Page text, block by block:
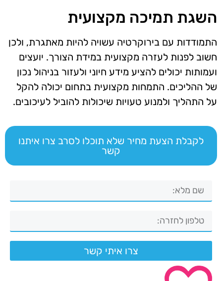
השגת תמיכה מקצועית
התמודדות עם בירוקרטיה עשויה להיות מאתגרת, ולכן
חשוב לפנות לעזרה מקצועית במידת הצורך. יועצים
ועמותות יכולים להציע מידע חיוני ולעזור בניהול נכון
של ההליכים. התמחות מקצועית בתחום יכולה להקל
על התהליך ולמנוע טעויות שיכולות להוביל לעיכובים.
לקבלת הצעת מחיר שלא תוכלו לסרב צרו איתנו
קשר
צרו איתי קשר